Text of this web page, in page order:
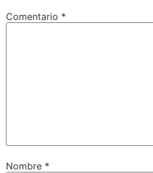
Comentario *
Nombre *